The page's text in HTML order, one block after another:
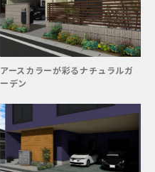
アースカラーが彩るナチュラルガ
ーデン